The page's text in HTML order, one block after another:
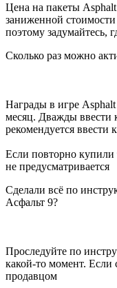
Цена на пакеты
заниженной
поэтому задумайтесь,
Сколько раз можно
Награды в игре Asphalt
месяц. Дважды ввести
рекомендуется ввести
Если повторно купили
не предусматривается
Сделали всё по
Асфальт 9?
Проследуйте по
какой-то момент. Если
продавцом